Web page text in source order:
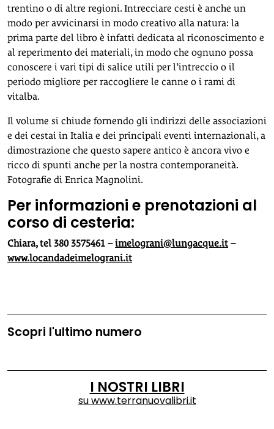
trentino o di altre regioni. Intrecciare cesti è anche un
modo per avvicinarsi in modo creativo alla natura: la
prima parte del libro è infatti dedicata al riconoscimento e
al reperimento dei materiali, in modo che ognuno possa
conoscere i vari tipi di salice utili per l’intreccio o il
periodo migliore per raccogliere le canne o i rami di
vitalba.
Il volume si chiude fornendo gli indirizzi delle associazioni
e dei cestai in Italia e dei principali eventi internazionali, a
dimostrazione che questo sapere antico è ancora vivo e
ricco di spunti anche per la nostra contemporaneità.
Fotografie di Enrica Magnolini.
Per informazioni e prenotazioni al
corso di cesteria:
Chiara, tel 380 3575461 –imelograni@lungacque.it –
www.locandadeimelograni.it
Scopri l'ultimo numero
I NOSTRI LIBRI
suwww.terranuovalibri.it